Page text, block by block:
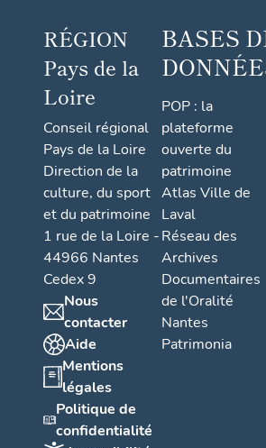
RÉGION
Pays de la
Loire
Conseil régional
Pays de la Loire
Direction de la
culture, du sport
et du patrimoine
1 rue de la Loire -
44966 Nantes
Cedex 9
Nous
contacter
Aide
Mentions
légales
Politique de
confidentialité
BASES
POP : la
plateforme
ouverte du
patrimoine
Atlas Ville de
Laval
Réseau des
Archives
Documentaires
de l'Oralité
Nantes
Patrimonia